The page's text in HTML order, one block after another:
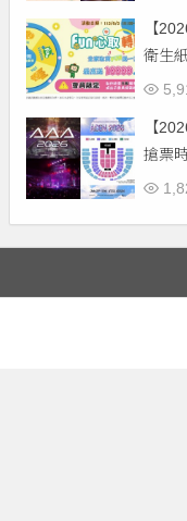
【
衛生
限一
【
搶票
票一